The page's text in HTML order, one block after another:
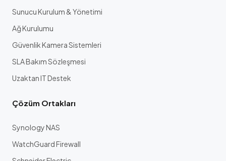
Sunucu Kurulum & Yönetimi
Ağ Kurulumu
Güvenlik Kamera Sistemleri
SLA Bakım Sözleşmesi
Uzaktan IT Destek
Çözüm Ortakları
Synology NAS
WatchGuard Firewall